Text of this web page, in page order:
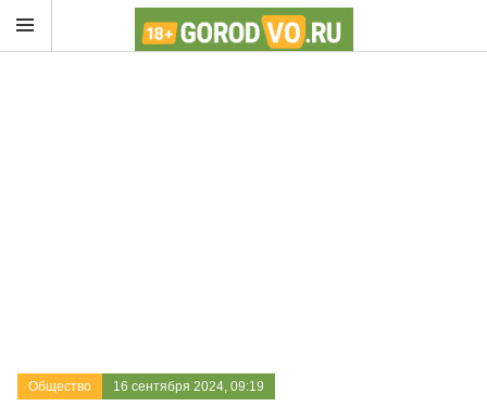
Общество 16 сентября 2024, 09:19